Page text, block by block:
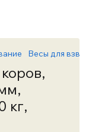
Весы для
кг,